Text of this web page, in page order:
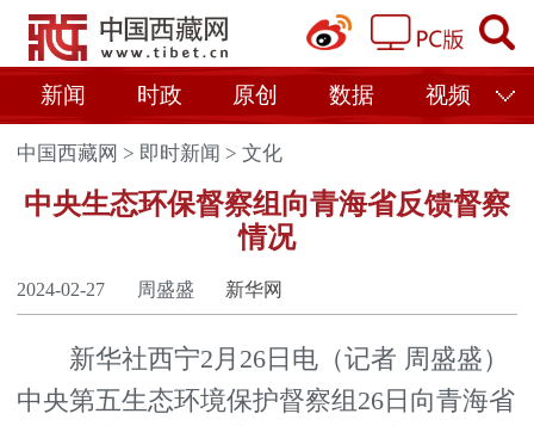
新闻 时政 原创 数据 视频
中国西藏网 > 即时新闻 >文化
中央生态环保督察组向青海省反馈督察
情况
2024-02-27 周盛盛 新华网
新华社西宁2月26日电（记者 周盛盛）
中央第五生态环境保护督察组26日向青海省